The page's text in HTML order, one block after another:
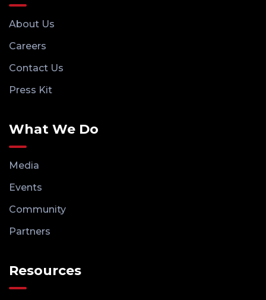
About Us
Careers
Contact Us
Press Kit
What We Do
Media
Events
Community
Partners
Resources